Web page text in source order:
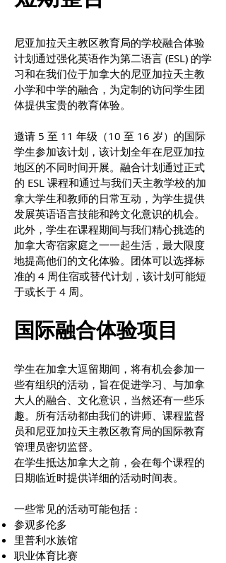
尼亚加拉天主教区教育局的学校融合体验
计划通过强化英语作为第二语言 (ESL) 的学
习和在我们位于加拿大的尼亚加拉天主教
小学和中学的融合，为定制的访问学生团
体提供宝贵的教育体验。
邀请 5 至 11 年级（10 至 16 岁）的国际
学生参加该计划，该计划全年在尼亚加拉
地区的不同时间开展。融合计划通过正式
的 ESL 课程和通过与我们天主教学校的加
拿大学生和教师的日常互动，为学生提供
发展英语语言技能和跨文化意识的机会。
此外，学生在课程期间与我们精心挑选的
加拿大寄宿家庭之一一起生活，最大限度
地提高他们的文化体验。团体可以选择标
准的 4 周住宿或替代计划，该计划可能短
于或长于 4 周。
国际融合体验项目
学生在加拿大逗留期间，将有机会参加一
些有组织的活动，旨在促进学习、与加拿
大人的融合、文化意识，当然还有一些乐
趣。所有活动都由我们的讲师、课程监督
员和尼亚加拉天主教区教育局的国际教育
管理员密切监督。
在学生抵达加拿大之前，会在每个课程的
日期临近时提供详细的活动时间表。
一些常见的活动可能包括：
参观多伦多
里普利水族馆
职业体育比赛